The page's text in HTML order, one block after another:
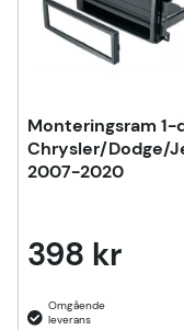
Monteringsram 1-
Chrysler/Dodge/
2007-2020
398 kr